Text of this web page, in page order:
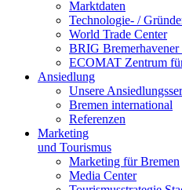
Marktdaten
Technologie- /
World Trade Center
BRIG
ECOMAT Zentrum
Ansiedlung
Unsere
Bremen international
Referenzen
Marketing
und Tourismus
Marketing für Bremen
Media Center